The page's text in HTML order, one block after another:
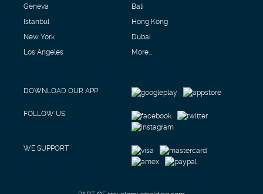
Geneva
Istanbul
New York
Los Angeles
Bali
Hong Kong
Dubai
More...
DOWNLOAD OUR APP
FOLLOW US
WE SUPPORT